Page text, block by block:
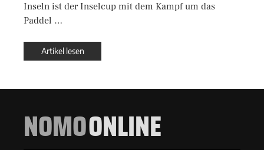
Inseln ist der Inselcup mit dem Kampf um das
Paddel …
Artikel lesen
NOMOONLINE